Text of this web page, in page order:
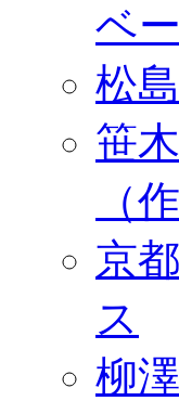
ベ
松
笹
（
京
ス
柳